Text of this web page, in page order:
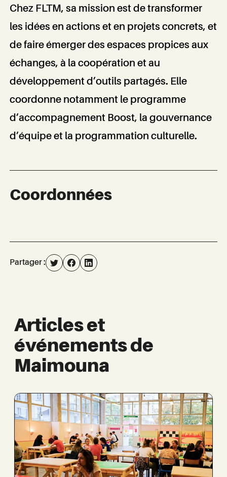
Chez FLTM, sa mission est de transformer
les idées en actions et en projets concrets, et
de faire émerger des espaces propices aux
échanges, à la coopération et au
développement d’outils partagés. Elle
coordonne notamment le programme
d’accompagnement Boost, la gouvernance
d’équipe et la programmation culturelle.
Coordonnées
Partager :
Articles et
événements de
Maimouna